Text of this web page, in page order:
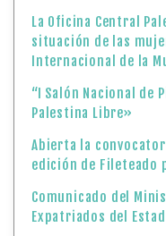
La Oficina Central
situación de las
Internacional de la
“I Salón Nacional de
Palestina Libre»
Abierta la
edición de Fileteado
Comunicado del
Expatriados del